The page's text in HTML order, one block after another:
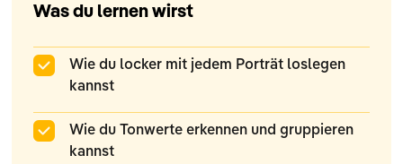
Was du lernen wirst
Wie du locker mit jedem Porträt loslegen
kannst
Wie du Tonwerte erkennen und gruppieren
kannst